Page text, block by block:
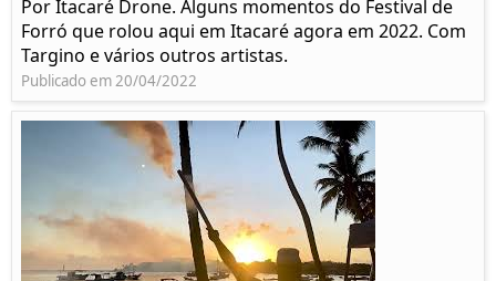
Por Itacaré Drone. Alguns momentos do Festival de
Forró que rolou aqui em Itacaré agora em 2022. Com
Targino e vários outros artistas.
Publicado em 20/04/2022